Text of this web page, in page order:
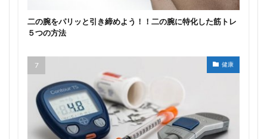
二の腕をパリッと引き締めよう！！二の腕に特化した筋トレ
５つの方法
健康